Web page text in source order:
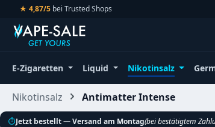
Hauptinhalt springen
Zur Suche springen
Zur Hauptnavigation springen
★ 4,87/5 bei Trusted Shops
E-Zigaretten Liquid Nikotinsalz
Nikotinsalz Antimatter Intense
⏱Jetzt bestellt — Versand am Montag(bei bestätigtem